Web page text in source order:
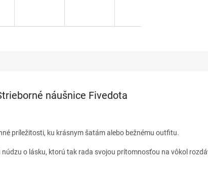
náušnice Fivedota
príležitosti, ku krásnym šatám alebo bežnému outfitu.
núdzu o lásku, ktorú tak rada svojou prítomnosťou na vôkol